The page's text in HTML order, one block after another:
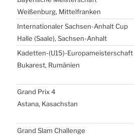
Wei­ßen­burg, Mit­tel­fran­ken
Inter­na­tio­na­ler Sach­sen-Anhalt Cup
Hal­le (Saa­le), Sach­sen-Anhalt
Kadetten-(U15)-Europameisterschaft
Buka­rest, Rumä­ni­en
Grand Prix 4
Asta­na, Kasach­stan
Grand Slam Chal­len­ge